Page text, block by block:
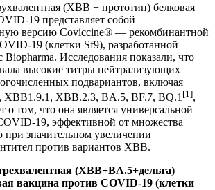
(XBB + прототип) белковая
19 представляет собой
версию Coviccine® — рекомбинантной
19 (клетки Sf9), разработанной
Biopharma. Исследования показали, что
высокие титры нейтрализующих
подвариантов, включая
XBB.2.3, BA.5, BF.7, BQ.1 [1],
о том, что она является универсальной
19, эффективной от множества
значительном увеличении
против вариантов XBB.
(XBB+BA.5+дельта)
вакцина против COVID-19 (клетки